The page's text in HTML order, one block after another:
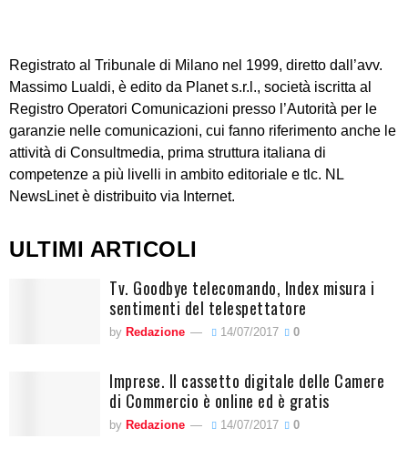
Registrato al Tribunale di Milano nel 1999, diretto dall’avv.
Massimo Lualdi, è edito da Planet s.r.l., società iscritta al
Registro Operatori Comunicazioni presso l’Autorità per le
garanzie nelle comunicazioni, cui fanno riferimento anche le
attività di Consultmedia, prima struttura italiana di
competenze a più livelli in ambito editoriale e tlc. NL
NewsLinet è distribuito via Internet.
ULTIMI ARTICOLI
Tv. Goodbye telecomando, Index misura i
sentimenti del telespettatore
by Redazione 14/07/2017 0
Imprese. Il cassetto digitale delle Camere
di Commercio è online ed è gratis
by Redazione 14/07/2017 0